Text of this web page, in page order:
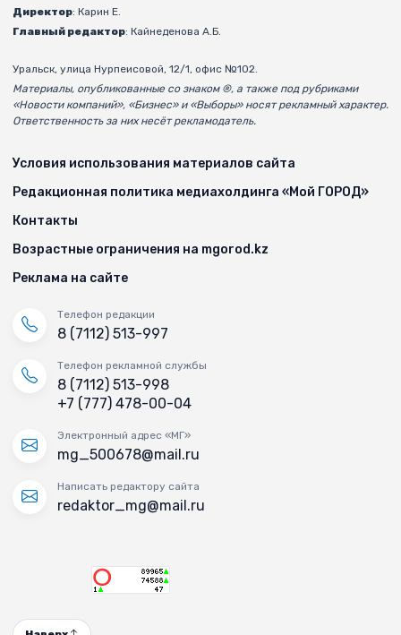
Директор: Карин Е.
Главный редактор: Кайнеденова А.Б.
Уральск, улица Нурпеисовой, 12/1, офис №102.
Материалы, опубликованные со знаком ®, а также под рубриками
«Новости компаний», «Бизнес» и «Выборы» носят рекламный характер.
Ответственность за них несёт рекламодатель.
Условия использования материалов сайта
Редакционная политика медиахолдинга «Мой ГОРОД»
Контакты
Возрастные ограничения на mgorod.kz
Реклама на сайте
Телефон редакции
8 (7112) 513-997
Телефон рекламной службы
8 (7112) 513-998
+7 (777) 478-00-04
Электронный адрес «МГ»
mg_500678@mail.ru
Написать редактору сайта
redaktor_mg@mail.ru